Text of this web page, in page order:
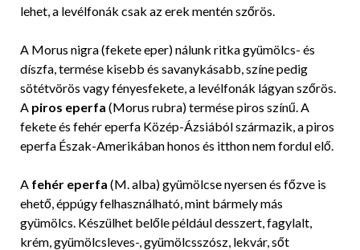
lehet, a levélfonák csak az erek mentén szőrös.
A Morus nigra (fekete eper) nálunk ritka gyümölcs- és
díszfa, termése kisebb és savanykásabb, színe pedig
sötétvörös vagy fényesfekete, a levélfonák lágyan szőrös.
A piros eperfa (Morus rubra) termése piros színű. A
fekete és fehér eperfa Közép-Ázsiából származik, a piros
eperfa Észak-Amerikában honos és itthon nem fordul elő.
A fehér eperfa (M. alba) gyümölcse nyersen és főzve is
ehető, éppúgy felhasználható, mint bármely más
gyümölcs. Készülhet belőle például desszert, fagylalt,
krém, gyümölcsleves-, gyümölcsszósz, lekvár, sőt